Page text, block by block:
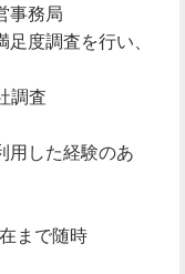
事務局
度調査を行い、
調査
用した経験のあ
まで随時